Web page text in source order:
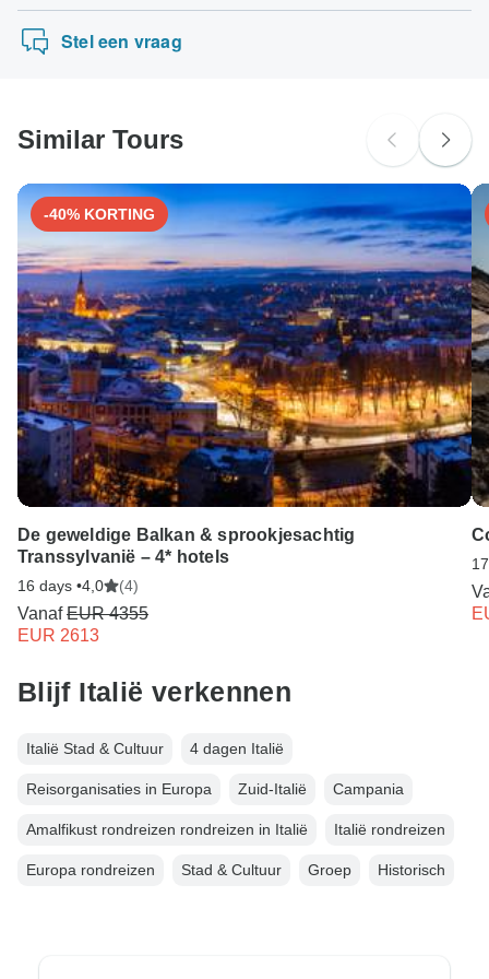
De volgende kaarten worden geaccepteerd voor
rondreizen van "Smart Trip'': Visa, Maestro, Mastercard,
American Express of PayPal. TourRadar brengt GEEN
Thailand & Vietnam - Feel Free Travel
Stel een vraag
Similar Tours
-40% KORTING
De geweldige Balkan & sprookjesachtig
Transsylvanië – 4* hotels
16 days •4,0 (4)
VanafEUR 4355
EUR 2613
Blijf Italië verkennen
Italië Stad & Cultuur 4 dagen Italië
Reisorganisaties in Europa Zuid-Italië Campania
Amalfikust rondreizen rondreizen in Italië Italië rondreizen
Europa rondreizen Stad & Cultuur Groep Historisch